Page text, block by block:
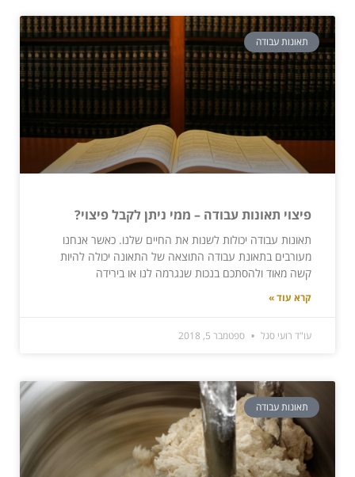
תאונות עבודה
פיצוי תאונות עבודה – ממי ניתן לקבל פיצוי?
תאונות עבודה יכולות לשנות את החיים שלנו. כאשר אנחנו
מעורבים בתאונת עבודה התוצאה של התאונה יכולה להיות
קשה מאוד ולהסתכם בנכות שנגרמה לנו או בירידה
קרא עוד »
עו"ד רועי סגל ספטמבר 5, 2018
תאונות עבודה